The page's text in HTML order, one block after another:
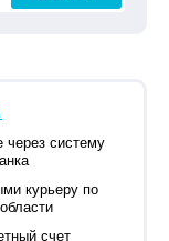
через систему
курьеру по
счет